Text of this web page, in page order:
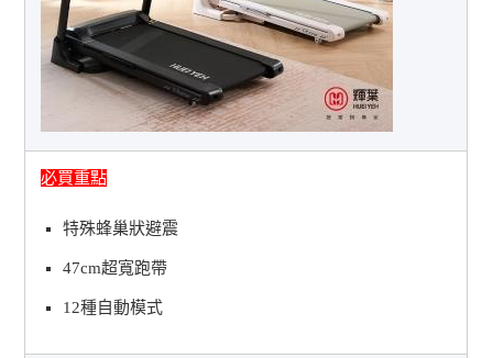
必買重點
特殊蜂巢狀避震
47cm超寬跑帶
12種自動模式